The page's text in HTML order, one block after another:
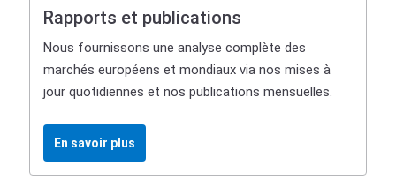
Rapports et publications
Nous fournissons une analyse complète des
marchés européens et mondiaux via nos mises à
jour quotidiennes et nos publications mensuelles.
En savoir plus